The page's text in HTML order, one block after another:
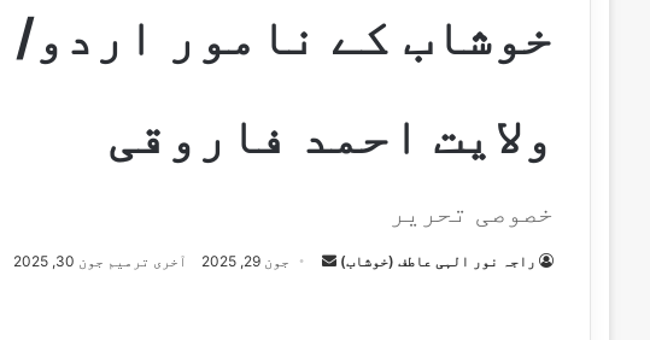
خوشاب کے نامور اردو/
ولایت احمد فاروقی
خصوصی تحریر
راجہ نور الہی عاطف (خوشاب)
S
جون 29, 2025 آخری ترمیم جون 30, 2025